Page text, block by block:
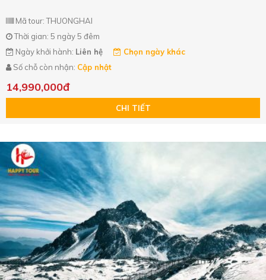
Mã tour: THUONGHAI
Thời gian: 5 ngày 5 đêm
Ngày khởi hành: Liên hệ
Chọn ngày khác
Số chỗ còn nhận: Cập nhật
14,990,000đ
CHI TIẾT